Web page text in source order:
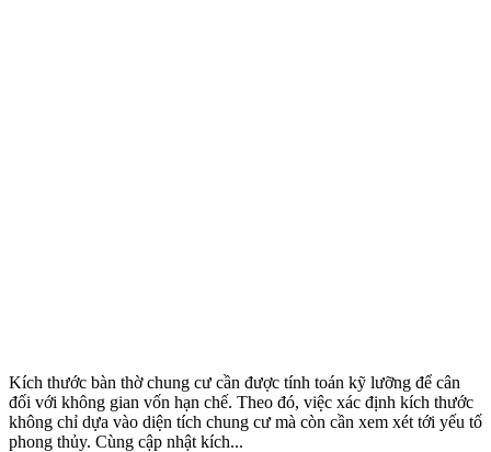
Kích thước bàn thờ chung cư cần được tính toán kỹ lưỡng để cân
đối với không gian vốn hạn chế. Theo đó, việc xác định kích thước
không chỉ dựa vào diện tích chung cư mà còn cần xem xét tới yếu tố
phong thủy. Cùng cập nhật kích...